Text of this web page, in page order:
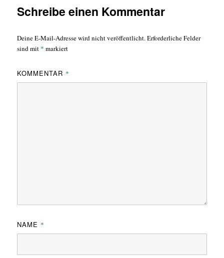
Schreibe einen Kommentar
Deine E-Mail-Adresse wird nicht veröffentlicht.Erforderliche Felder
sind mit * markiert
KOMMENTAR *
NAME *